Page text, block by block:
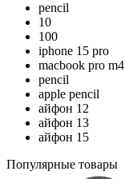
pencil
10
100
iphone 15 pro
macbook pro m4
pencil
apple pencil
айфон 12
айфон 13
айфон 15
Популярные товары